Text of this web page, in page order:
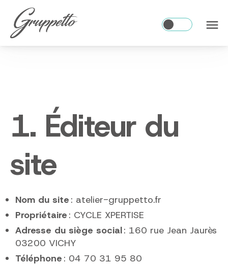
brightness_1 menu
1. Éditeur du
site
Nom du site : atelier-gruppetto.fr
Propriétaire : CYCLE XPERTISE
Adresse du siège social: 160 rue Jean Jaurès
03200 VICHY
Téléphone : 04 70 31 95 80